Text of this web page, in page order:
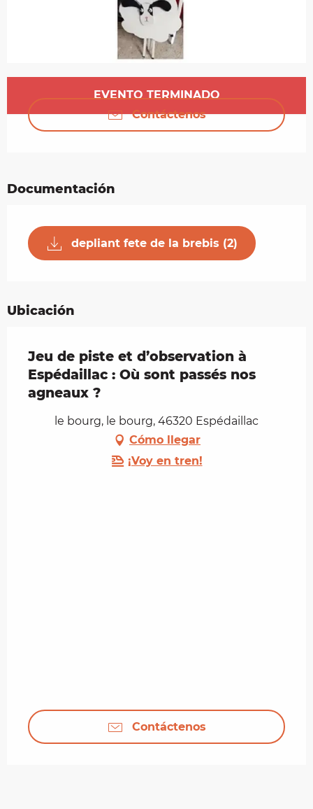
Horarios y datos de contacto
EVENTO TERMINADO
Contáctenos
Documentación
depliant fete de la brebis (2)
Ubicación
Jeu de piste et d’observation à
Espédaillac : Où sont passés nos
agneaux ?
le bourg, le bourg, 46320 Espédaillac
Cómo llegar
¡Voy en tren!
Contáctenos